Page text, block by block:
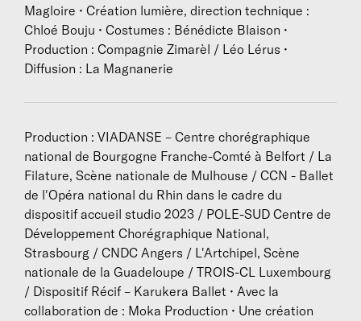
Magloire • Création lumière, direction technique :
Chloé Bouju • Costumes : Bénédicte Blaison •
Production : Compagnie Zimarèl / Léo Lérus •
Diffusion : La Magnanerie
Production : VIADANSE – Centre chorégraphique
national de Bourgogne Franche-Comté à Belfort / La
Filature, Scène nationale de Mulhouse / CCN - Ballet
de l'Opéra national du Rhin dans le cadre du
dispositif accueil studio 2023 / POLE-SUD Centre de
Développement Chorégraphique National,
Strasbourg / CNDC Angers / L'Artchipel, Scène
nationale de la Guadeloupe / TROIS-CL Luxembourg
/ Dispositif Récif – Karukera Ballet • Avec la
collaboration de : Moka Production • Une création